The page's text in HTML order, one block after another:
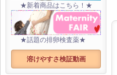
★新着商品はこちら！★
★話題の排卵検査薬★
溶けやすさ検証動画